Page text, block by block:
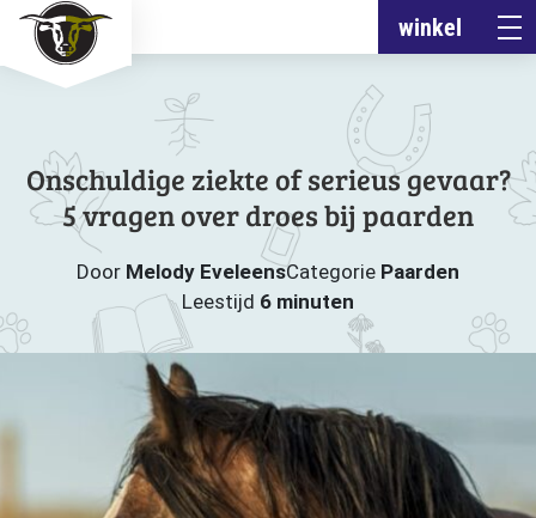
winkel
Onschuldige ziekte of serieus gevaar?
5 vragen over droes bij paarden
Door Melody EveleensCategorie Paarden
Leestijd 6 minuten